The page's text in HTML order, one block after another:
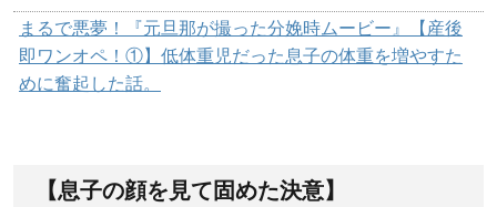
まるで悪夢！『元旦那が撮った分娩時ムービー』【産後
即ワンオペ！①】低体重児だった息子の体重を増やすた
めに奮起した話。
【息子の顔を見て固めた決意】